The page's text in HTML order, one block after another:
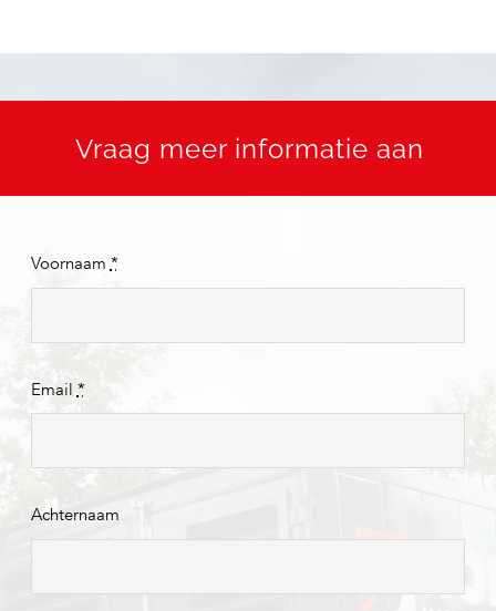
Vraag meer informatie aan
Voornaam *
Email *
Achternaam